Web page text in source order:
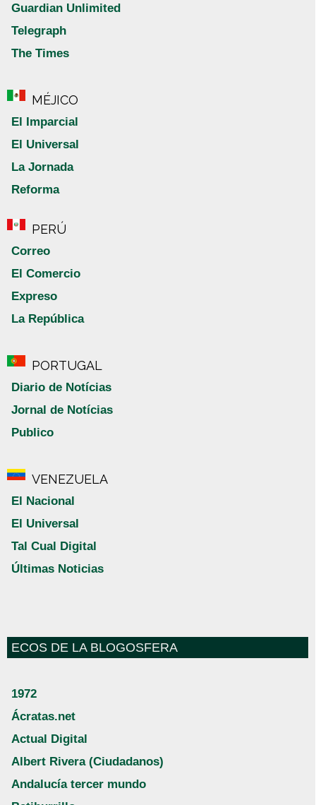
Guardian Unlimited
Telegraph
The Times
MÉJICO
El Imparcial
El Universal
La Jornada
Reforma
PERÚ
Correo
El Comercio
Expreso
La República
PORTUGAL
Diario de Notícias
Jornal de Notícias
Publico
VENEZUELA
El Nacional
El Universal
Tal Cual Digital
Últimas Noticias
ECOS DE LA BLOGOSFERA
1972
Ácratas.net
Actual Digital
Albert Rivera (Ciudadanos)
Andalucía tercer mundo